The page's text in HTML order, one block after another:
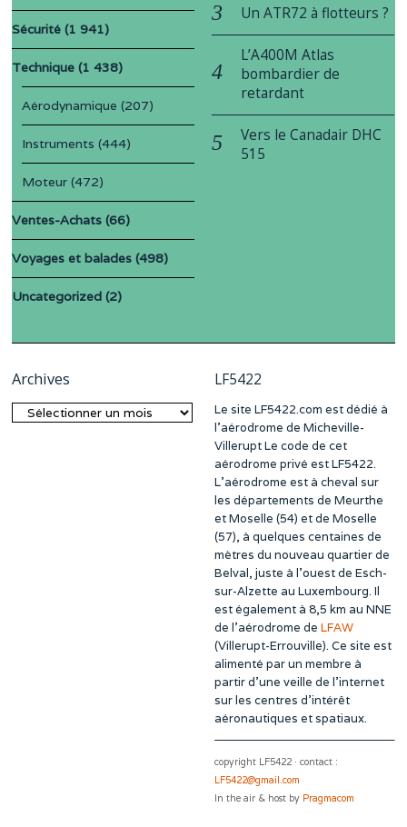
Sécurité (1 941)
Technique (1 438)
Aérodynamique (207)
Instruments (444)
Moteur (472)
Ventes-Achats (66)
Voyages et balades (498)
Uncategorized (2)
Un ATR72 à flotteurs ?
L’A400M Atlas
bombardier de
retardant
Vers le Canadair DHC
515
Archives
Archives
LF5422
Le site LF5422.com est dédié à
l’aérodrome de Micheville-
Villerupt Le code de cet
aérodrome privé est LF5422.
L’aérodrome est à cheval sur
les départements de Meurthe
et Moselle (54) et de Moselle
(57), à quelques centaines de
mètres du nouveau quartier de
Belval, juste à l’ouest de Esch-
sur-Alzette au Luxembourg. Il
est également à 8,5 km au NNE
de l’aérodrome de LFAW
(Villerupt-Errouville). Ce site est
alimenté par un membre à
partir d’une veille de l’internet
sur les centres d’intérêt
aéronautiques et spatiaux.
copyright LF5422 · contact :
LF5422@gmail.com
In the air & host by Pragmacom